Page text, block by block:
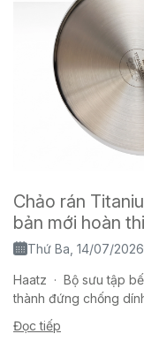
Chảo rán
bản mới hoàn
Thứ Ba, 14/07/2026
Haatz · Bộ sưu tập
thành đứng chống
Aura là dòng chảo...
Đọc tiếp